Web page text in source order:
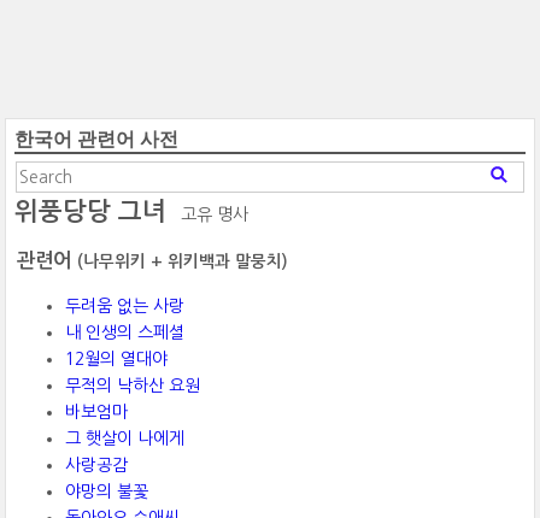
한국어 관련어 사전
위풍당당 그녀 고유 명사
관련어 (나무위키 + 위키백과 말뭉치)
두려움 없는 사랑
내 인생의 스페셜
12월의 열대야
무적의 낙하산 요원
바보엄마
그 햇살이 나에게
사랑공감
야망의 불꽃